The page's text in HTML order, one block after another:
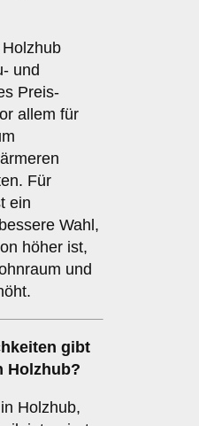
und
Preis-
allem für
Für
ein
Wahl,
höher ist,
und
gibt
Holzhub?
Holzhub,